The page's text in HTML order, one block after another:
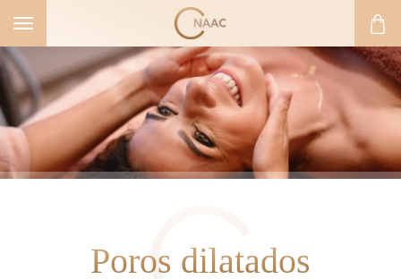
Toggle
navigation
Poros dilatados